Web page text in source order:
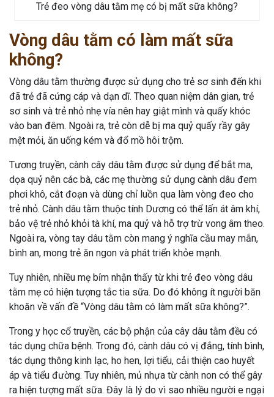
Trẻ đeo vòng dâu tằm mẹ có bị mất sữa không?
Vòng dâu tằm có làm mất sữa
không?
Vòng dâu tằm thường được sử dụng cho trẻ sơ sinh đến khi
đã trẻ đã cứng cáp và dạn dĩ. Theo quan niệm dân gian, trẻ
sơ sinh và trẻ nhỏ nhẹ vía nên hay giật mình và quấy khóc
vào ban đêm. Ngoài ra, trẻ còn dễ bị ma quỷ quấy rầy gây
mệt mỏi, ăn uống kém và đổ mồ hôi trộm.
Tương truyền, cành cây dâu tằm được sử dụng để bắt ma,
dọa quỷ nên các bà, các mẹ thường sử dụng cành dâu đem
phơi khô, cắt đoạn và dùng chỉ luồn qua làm vòng đeo cho
trẻ nhỏ. Cành dâu tằm thuộc tính Dương có thể lấn át âm khí,
bảo vệ trẻ nhỏ khỏi tà khí, ma quỷ và hỗ trợ trừ vong âm theo.
Ngoài ra, vòng tay dâu tằm còn mang ý nghĩa cầu may mắn,
bình an, mong trẻ ăn ngon và phát triển khỏe mạnh.
Tuy nhiên, nhiều mẹ bỉm nhận thấy từ khi trẻ đeo vòng dâu
tằm mẹ có hiện tượng tắc tia sữa. Do đó không ít người băn
khoăn về vấn đề “Vòng dâu tằm có làm mất sữa không?”.
Trong y học cổ truyền, các bộ phận của cây dâu tằm đều có
tác dụng chữa bệnh. Trong đó, cành dâu có vị đắng, tính bình,
tác dụng thông kinh lạc, ho hen, lợi tiểu, cải thiện cao huyết
áp và tiểu đường. Tuy nhiên, mủ nhựa từ cành non có thể gây
ra hiện tượng mất sữa. Đây là lý do vì sao nhiều người e ngại